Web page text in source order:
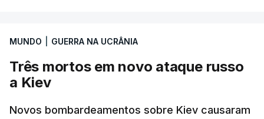
MUNDO GUERRA NA UCRÂNIA
Três mortos em novo ataque russo
a Kiev
Novos bombardeamentos sobre Kiev causaram